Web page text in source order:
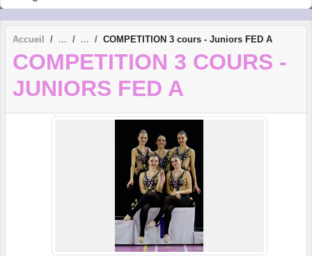
Accueil COMPETITION 3 cours - Juniors FED A
COMPETITION 3 COURS -
JUNIORS FED A